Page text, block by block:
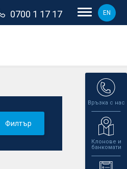
0700 1 17 17 EN
Връзка с нас
Клонове и
банкомати
Филтър